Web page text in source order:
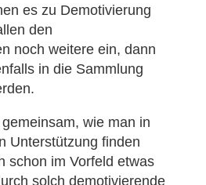
es zu Demotivierung
den
noch weitere ein, dann
in die Sammlung
wie man in
Unterstützung finden
schon im Vorfeld etwas
solch demotivierende